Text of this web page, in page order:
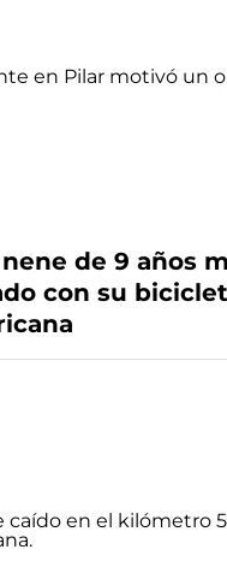
de 9 años
con su